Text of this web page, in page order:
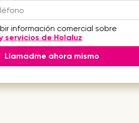
información comercial sobre
servicios de Holaluz
Llamadme ahora mismo